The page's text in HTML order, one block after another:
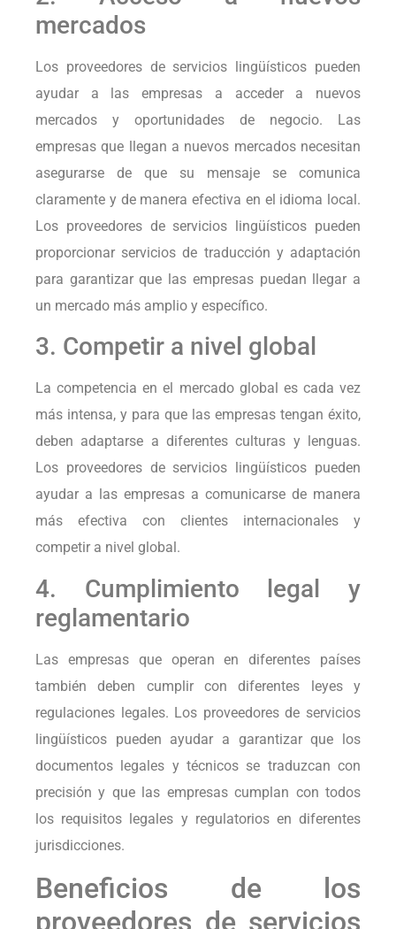
mercados
Los proveedores de servicios lingüísticos pueden
ayudar a las empresas a acceder a nuevos
mercados y oportunidades de negocio. Las
empresas que llegan a nuevos mercados necesitan
asegurarse de que su mensaje se comunica
claramente y de manera efectiva en el idioma local.
Los proveedores de servicios lingüísticos pueden
proporcionar servicios de traducción y adaptación
para garantizar que las empresas puedan llegar a
un mercado más amplio y específico.
3. Competir a nivel global
La competencia en el mercado global es cada vez
más intensa, y para que las empresas tengan éxito,
deben adaptarse a diferentes culturas y lenguas.
Los proveedores de servicios lingüísticos pueden
ayudar a las empresas a comunicarse de manera
más efectiva con clientes internacionales y
competir a nivel global.
4. Cumplimiento legal y
reglamentario
Las empresas que operan en diferentes países
también deben cumplir con diferentes leyes y
regulaciones legales. Los proveedores de servicios
lingüísticos pueden ayudar a garantizar que los
documentos legales y técnicos se traduzcan con
precisión y que las empresas cumplan con todos
los requisitos legales y regulatorios en diferentes
jurisdicciones.
Beneficios de los
proveedores de servicios